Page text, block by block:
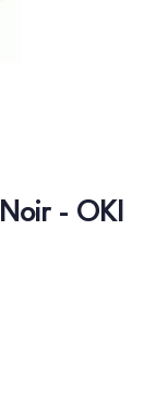
- OKI